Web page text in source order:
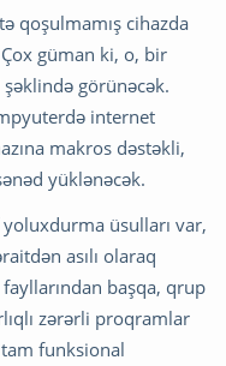
qoşulmamış cihazda
güman ki, o, bir
görünəcək.
internet
makros dəstəkli,
yüklənəcək.
üsulları var,
asılı olaraq
başqa, qrup
zərərli proqramlar
funksional